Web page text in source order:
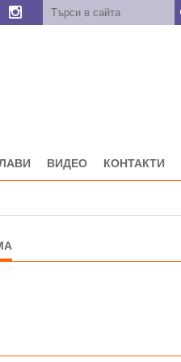
ВИДЕО КОНТАКТИ